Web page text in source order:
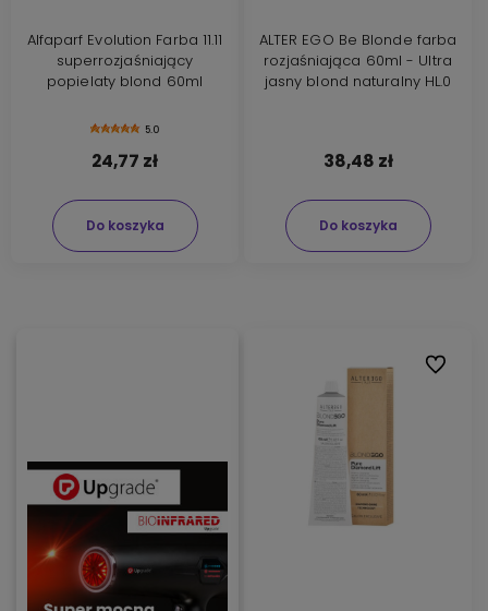
Alfaparf Evolution Farba 11.11
superrozjaśniający
popielaty blond 60ml
5.0
24,77 zł
Do koszyka
ALTER EGO Be Blonde farba
rozjaśniająca 60ml - Ultra
jasny blond naturalny HL.0
38,48 zł
Do koszyka
Do